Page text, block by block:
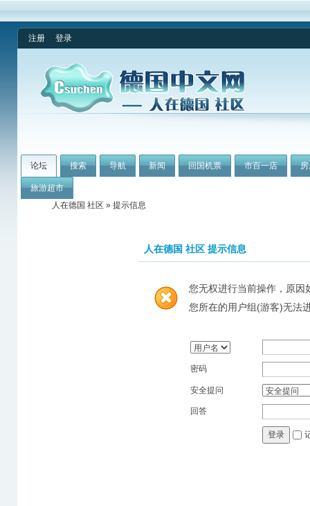
注册 登录
论坛 搜索 导航 新闻 回国机票 市百一店
旅游超市
人在德国 社区 » 提示信息
人在德国 社区 提示信息
您无权进行当前操作，原因
您所在的用户组(游客)无法
密码
安全提问
回答
登录